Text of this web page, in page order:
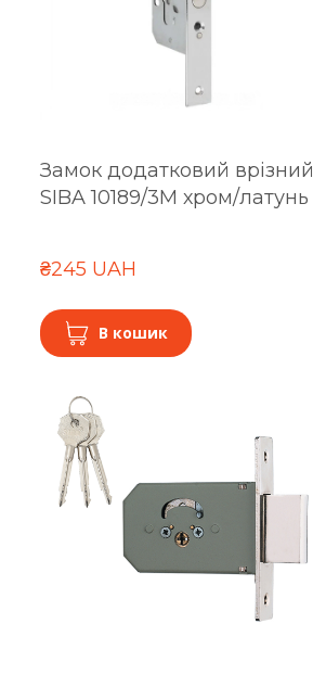
Замок додатковий врізний
SIBA 10189/3M хром/латунь
₴245 UAH
В кошик